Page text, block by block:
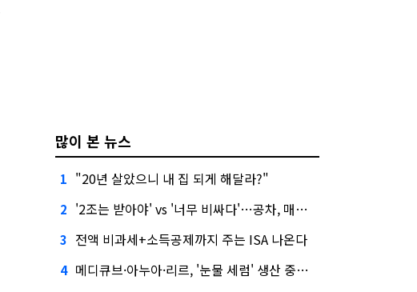
많이 본 뉴스
1 "20년 살았으니 내 집 되게 해달라?"
2 '2조는 받아야' vs '너무 비싸다'…공차, 매각 성공할까
3 전액 비과세+소득공제까지 주는 ISA 나온다
4 메디큐브·아누아·리르, '눈물 세럼' 생산 중단한다